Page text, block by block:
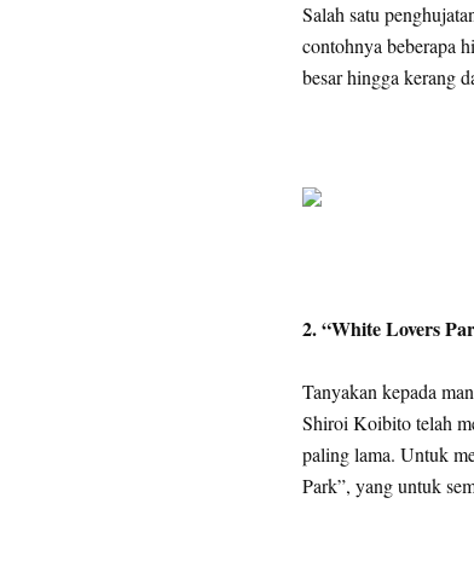
Salah satu
contohnya beberapa
besar hingga kerang
2. “White Lovers
Tanyakan kepada
Shiroi Koibito telah
paling lama. Untuk
Park”, yang untuk